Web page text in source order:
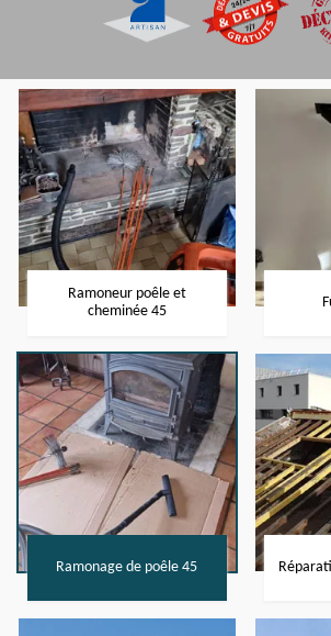
Ramoneur poêle et
cheminée 45
Ramonage de poêle 45